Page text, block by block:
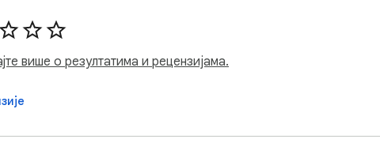
више о резултатима и рецензијама.